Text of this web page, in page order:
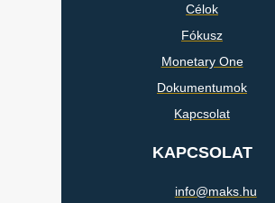
Célok
Fókusz
Monetary One
Dokumentumok
Kapcsolat
KAPCSOLAT
info@maks.hu